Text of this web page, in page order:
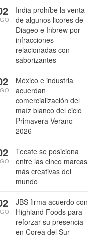
India prohíbe la venta
de algunos licores de
Diageo e Inbrew por
infracciones
relacionadas con
saborizantes
México e industria
acuerdan
comercialización del
maíz blanco del ciclo
Primavera-Verano
2026
Tecate se posiciona
entre las cinco marcas
más creativas del
mundo
JBS firma acuerdo con
Highland Foods para
reforzar su presencia
en Corea del Sur